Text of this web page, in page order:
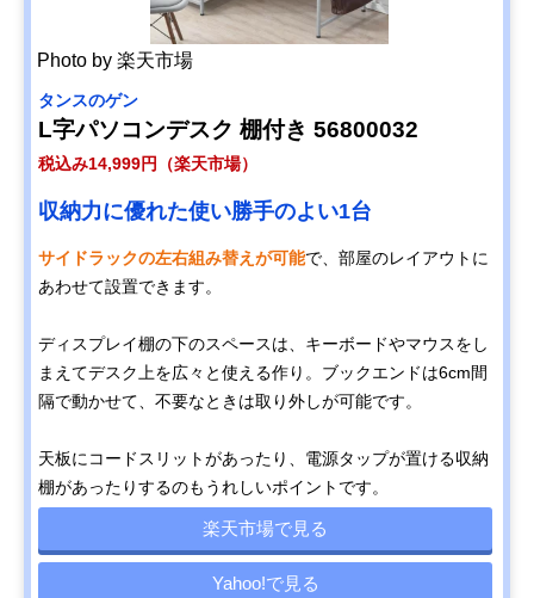
Photo by 楽天市場
タンスのゲン
L字パソコンデスク 棚付き 56800032
税込み14,999円（楽天市場）
収納力に優れた使い勝手のよい1台
サイドラックの左右組み替えが可能で、部屋のレイアウトに
あわせて設置できます。
ディスプレイ棚の下のスペースは、キーボードやマウスをし
まえてデスク上を広々と使える作り。ブックエンドは6cm間
隔で動かせて、不要なときは取り外しが可能です。
天板にコードスリットがあったり、電源タップが置ける収納
棚があったりするのもうれしいポイントです。
楽天市場で見る
Yahoo!で見る